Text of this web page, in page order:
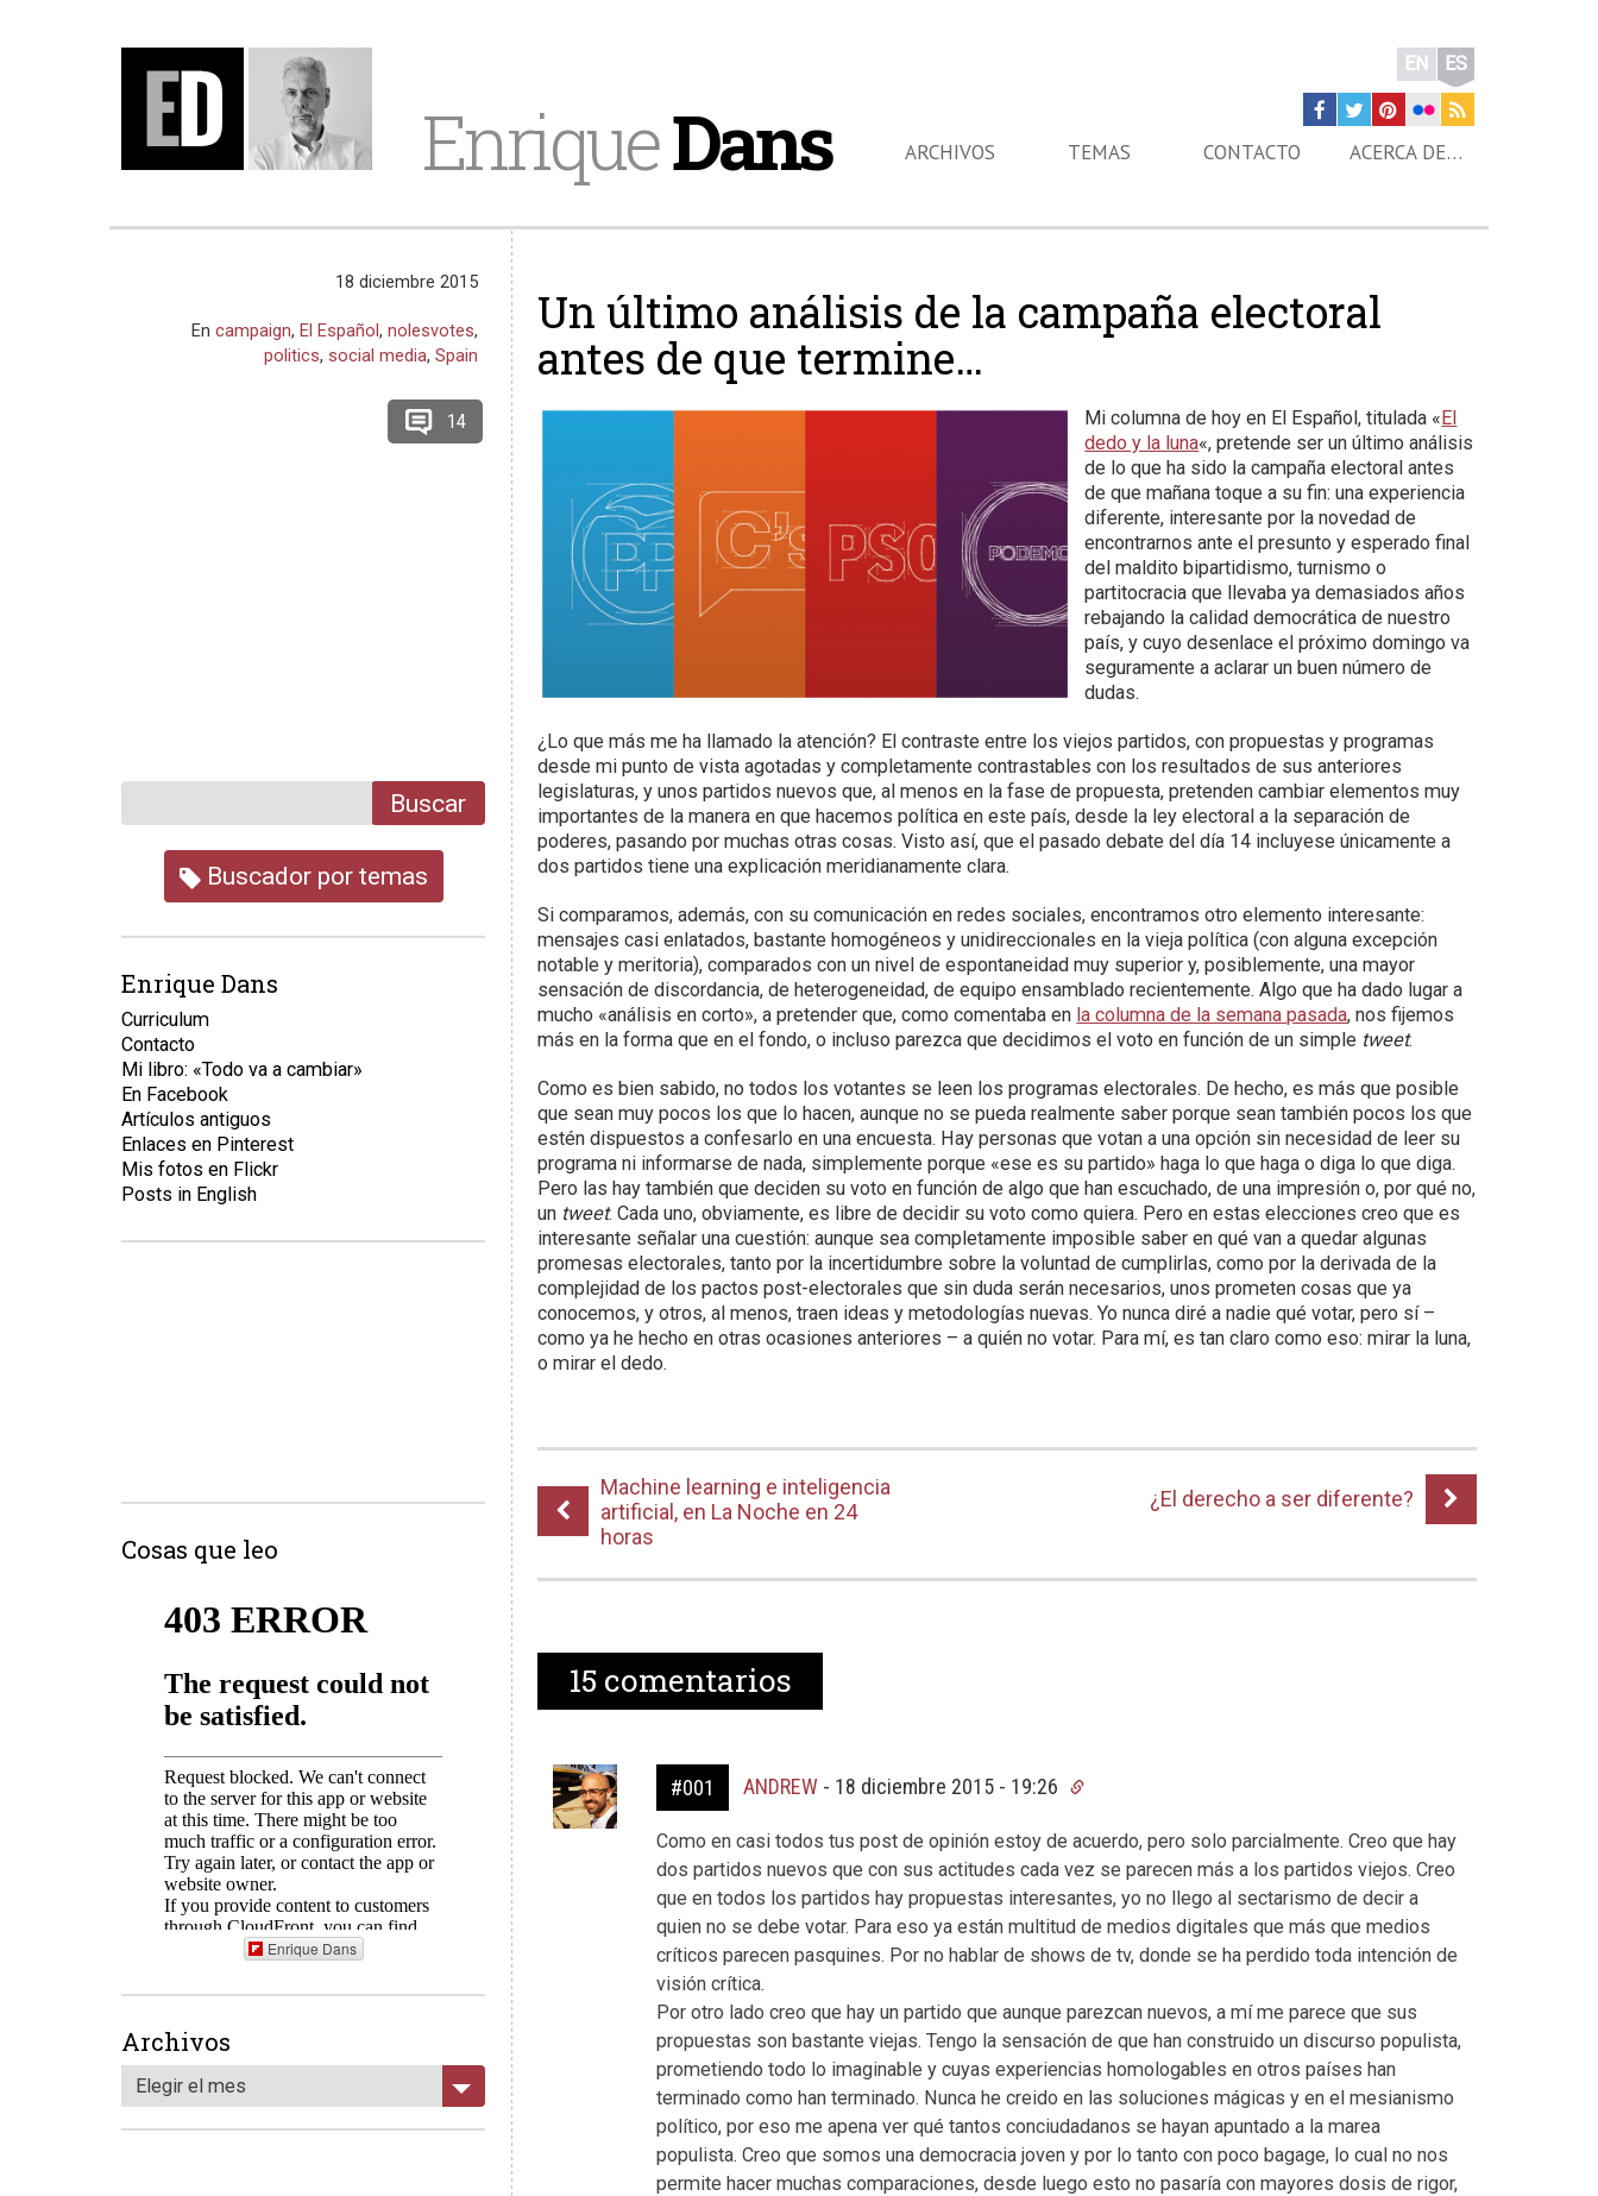
EnriqueDans
EN ES
ARCHIVOS TEMAS CONTACTO ACERCA DE…
Un último análisis de la campaña electoral
antes de que termine…
Mi columna de hoy en El Español, titulada «El
dedo y la luna«, pretende ser un último análisis
de lo que ha sido la campaña electoral antes
de que mañana toque a su fin: una experiencia
diferente, interesante por la novedad de
encontrarnos ante el presunto y esperado final
del maldito bipartidismo, turnismo o
partitocracia que llevaba ya demasiados años
rebajando la calidad democrática de nuestro
país, y cuyo desenlace el próximo domingo va
seguramente a aclarar un buen número de
dudas.
¿Lo que más me ha llamado la atención? El contraste entre los viejos partidos, con propuestas y programas
desde mi punto de vista agotadas y completamente contrastables con los resultados de sus anteriores
legislaturas, y unos partidos nuevos que, al menos en la fase de propuesta, pretenden cambiar elementos muy
importantes de la manera en que hacemos política en este país, desde la ley electoral a la separación de
poderes, pasando por muchas otras cosas. Visto así, que el pasado debate del día 14 incluyese únicamente a
dos partidos tiene una explicación meridianamente clara.
Si comparamos, además, con su comunicación en redes sociales, encontramos otro elemento interesante:
mensajes casi enlatados, bastante homogéneos y unidireccionales en la vieja política (con alguna excepción
notable y meritoria), comparados con un nivel de espontaneidad muy superior y, posiblemente, una mayor
sensación de discordancia, de heterogeneidad, de equipo ensamblado recientemente. Algo que ha dado lugar a
mucho «análisis en corto», a pretender que, como comentaba en la columna de la semana pasada, nos fijemos
más en la forma que en el fondo, o incluso parezca que decidimos el voto en función de un simple tweet.
Como es bien sabido, no todos los votantes se leen los programas electorales. De hecho, es más que posible
que sean muy pocos los que lo hacen, aunque no se pueda realmente saber porque sean también pocos los que
estén dispuestos a confesarlo en una encuesta. Hay personas que votan a una opción sin necesidad de leer su
programa ni informarse de nada, simplemente porque «ese es su partido» haga lo que haga o diga lo que diga.
Pero las hay también que deciden su voto en función de algo que han escuchado, de una impresión o, por qué no,
un tweet. Cada uno, obviamente, es libre de decidir su voto como quiera. Pero en estas elecciones creo que es
interesante señalar una cuestión: aunque sea completamente imposible saber en qué van a quedar algunas
promesas electorales, tanto por la incertidumbre sobre la voluntad de cumplirlas, como por la derivada de la
complejidad de los pactos post-electorales que sin duda serán necesarios, unos prometen cosas que ya
conocemos, y otros, al menos, traen ideas y metodologías nuevas. Yo nunca diré a nadie qué votar, pero sí –
como ya he hecho en otras ocasiones anteriores – a quién no votar. Para mí, es tan claro como eso: mirar la luna,
o mirar el dedo.
Machine learning e inteligencia
artificial, en La Noche en 24
horas
¿El derecho a ser diferente?
15 comentarios
#001 ANDREW- 18 diciembre 2015 - 19:26
Como en casi todos tus post de opinión estoy de acuerdo, pero solo parcialmente. Creo que hay
dos partidos nuevos que con sus actitudes cada vez se parecen más a los partidos viejos. Creo
que en todos los partidos hay propuestas interesantes, yo no llego al sectarismo de decir a
quien no se debe votar. Para eso ya están multitud de medios digitales que más que medios
críticos parecen pasquines. Por no hablar de shows de tv, donde se ha perdido toda intención de
visión crítica.
Por otro lado creo que hay un partido que aunque parezcan nuevos, a mí me parece que sus
propuestas son bastante viejas. Tengo la sensación de que han construido un discurso populista,
prometiendo todo lo imaginable y cuyas experiencias homologables en otros países han
terminado como han terminado. Nunca he creido en las soluciones mágicas y en el mesianismo
político, por eso me apena ver qué tantos conciudadanos se hayan apuntado a la marea
populista. Creo que somos una democracia joven y por lo tanto con poco bagage, lo cual no nos
permite hacer muchas comparaciones, desde luego esto no pasaría con mayores dosis de rigor,
18 diciembre 2015
Encampaign,El Español,nolesvotes,
politics, social media,Spain
14
Buscar
Buscador por temas
Enrique Dans
Curriculum
Contacto
Mi libro: «Todo va a cambiar»
En Facebook
Artículos antiguos
Enlaces en Pinterest
Mis fotos en Flickr
Posts in English
Cosas que leo
Enrique Dans
Archivos
Elegir el mes